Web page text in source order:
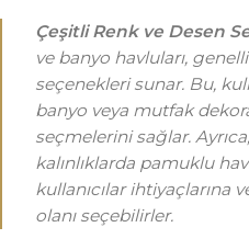
Çeşitli Renk ve Desen
ve banyo havluları,
seçenekleri sunar. Bu,
banyo veya mutfak
seçmelerini sağlar.
kalınlıklarda pamuklu
kullanıcılar ihtiyaçlarına
olanı seçebilirler.